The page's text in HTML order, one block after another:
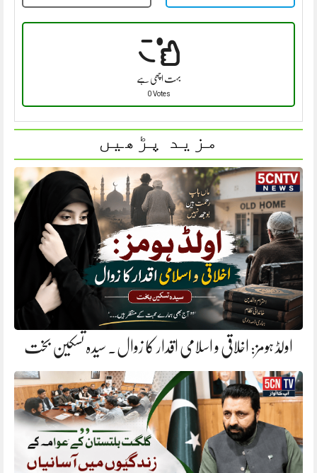
بہت اچھی ہے
0 Votes
مزید پڑھیں
اولڈ ہومز: اخلاقی و اسلامی اقدار کا زوال. سیدہ تسکین بخت